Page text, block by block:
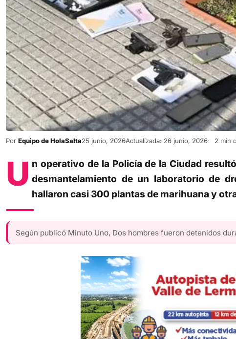
U
n operativo de la Policía de la Ciudad
desmantelamiento de un laboratorio de
hallaron casi 300 plantas de marihuana y